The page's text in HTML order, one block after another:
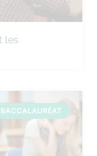
les
BACCALAURÉAT